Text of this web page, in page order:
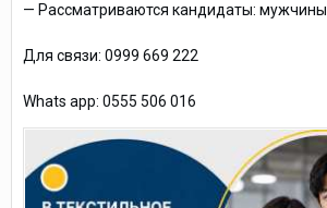
— Рассматриваются кандидаты: мужчины
Для связи: 0999 669 222
Whats app: 0555 506 016